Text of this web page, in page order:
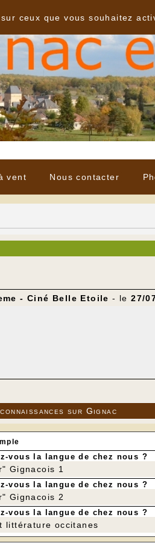
vent Nous contacter
- Ciné Belle Etoile - le27/
sur Gignac
vous la langue de chez nous ?
Gignacois 1
vous la langue de chez nous ?
Gignacois 2
vous la langue de chez nous ?
littérature occitanes
ceux que vous souhaitez